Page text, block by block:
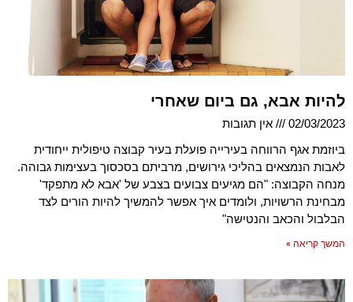
להיות אבא, גם ביום שאחרי
02/03/2023
אין תגובות
ביוזמת אגף הרווחה בעירייה פועלת בעיר קבוצה טיפולית ייחודית
לאבות הנמצאים בהליכי גירושים, מרביתם בסכסוך בעצימות גבוהה.
מנחה הקבוצה: "הם מגיעים צבועים בצבע של 'אבא לא מתפקד'
מבחינת הרשויות, ולומדים איך אפשר להמשיך להיות הורים לצד
הבלבול והכאב והנטישה"
המשך קריאה »